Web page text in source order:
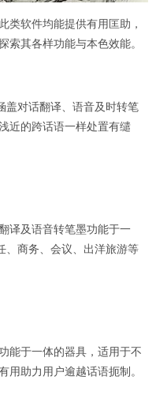
类软件均能提供有用匡助，
索其各样功能与本色效能。
盖对话翻译、语音及时转笔
近的跨话语一样处置有缱
译及语音转笔墨功能于一
、商务、会议、出洋旅游等
能于一体的器具，适用于不
用助力用户逾越话语扼制。